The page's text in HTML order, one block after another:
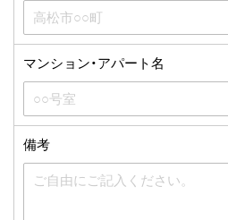
マンション・アパート名
備考